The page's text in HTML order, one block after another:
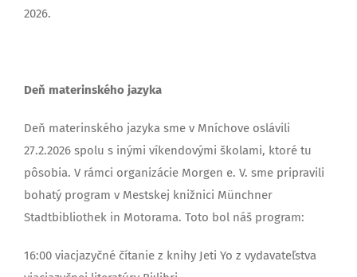
2026.
Deň materinského jazyka
Deň materinského jazyka sme v Mníchove oslávili
27.2.2026 spolu s inými víkendovými školami, ktoré tu
pôsobia. V rámci organizácie Morgen e. V. sme pripravili
bohatý program v Mestskej knižnici Münchner
Stadtbibliothek in Motorama. Toto bol náš program:
16:00 viacjazyčné čítanie z knihy Jeti Yo z vydavateľstva